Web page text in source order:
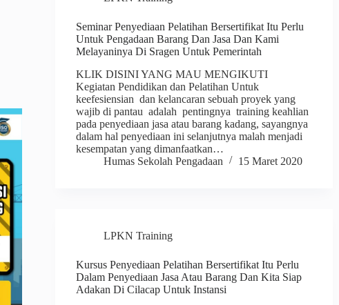
Seminar Penyediaan Pelatihan Bersertifikat Itu Perlu
Untuk Pengadaan Barang Dan Jasa Dan Kami
Melayaninya Di Sragen Untuk Pemerintah
KLIK DISINI YANG MAU MENGIKUTI
Kegiatan Pendidikan dan Pelatihan Untuk
keefesiensian dan kelancaran sebuah proyek yang
wajib di pantau adalah pentingnya training keahlian
pada penyediaan jasa atau barang kadang, sayangnya
dalam hal penyediaan ini selanjutnya malah menjadi
kesempatan yang dimanfaatkan…
Humas Sekolah Pengadaan
15 Maret 2020
LPKN Training
Kursus Penyediaan Pelatihan Bersertifikat Itu Perlu
Dalam Penyediaan Jasa Atau Barang Dan Kita Siap
Adakan Di Cilacap Untuk Instansi